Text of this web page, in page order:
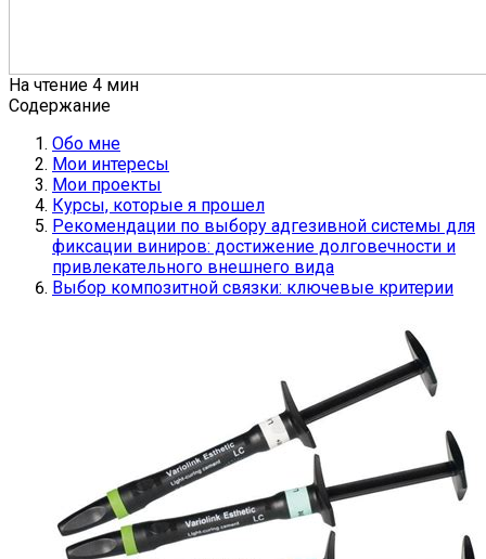
На чтение 4 мин
Содержание
Обо мне
Мои интересы
Мои проекты
Курсы, которые я прошел
Рекомендации по выбору адгезивной системы для
фиксации виниров: достижение долговечности и
привлекательного внешнего вида
Выбор композитной связки: ключевые критерии